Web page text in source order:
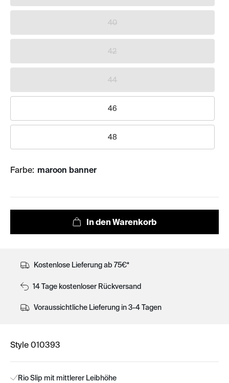
40
42
44
46
48
Farbe: maroon banner
Kostenlose Lieferung ab 75€*
14 Tage kostenloser Rückversand
Voraussichtliche Lieferung in 3-4 Tagen
Style 010393
Rio Slip mit mittlerer Leibhöhe